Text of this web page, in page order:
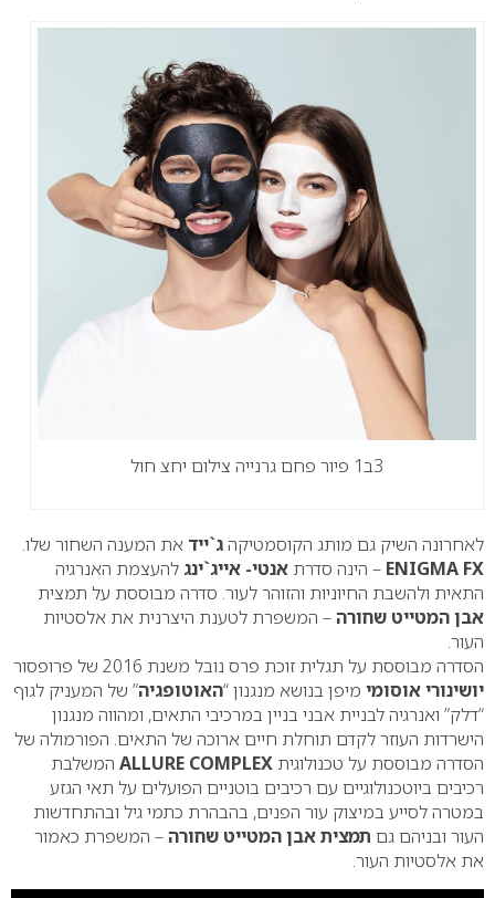
3ב1 פיור פחם גרנייה צילום יחצ חול
לאחרונה השיק גם מותג הקוסמטיקהג`ייד את המענה השחור שלו.
ENIGMA FX – הינה סדרת אנטי- אייג`ינג להעצמת האנרגיה
התאית ולהשבת החיוניות והזוהר לעור. סדרה מבוססת על תמצית
אבן המטייט שחורה– המשפרת לטענת היצרנית את אלסטיות
העור.
הסדרה מבוססת על תגלית זוכת פרס נובל משנת 2016 של פרופסור
יושינורי אוסומי מיפן בנושא מנגנון “האוטופגיה” של המעניק לגוף
“דלק” ואנרגיה לבניית אבני בניין במרכיבי התאים, ומהווה מנגנון
הישרדות העוזר לקדם תוחלת חיים ארוכה של התאים. הפורמולה של
הסדרה מבוססת על טכנולוגית ALLURE COMPLEX המשלבת
רכיבים ביוטכנולוגיים עם רכיבים בוטניים הפועלים על תאי הגזע
במטרה לסייע במיצוק עור הפנים, בהבהרת כתמי גיל ובהתחדשות
העור ובניהם גם תמצית אבן המטייט שחורה– המשפרת כאמור
את אלסטיות העור.